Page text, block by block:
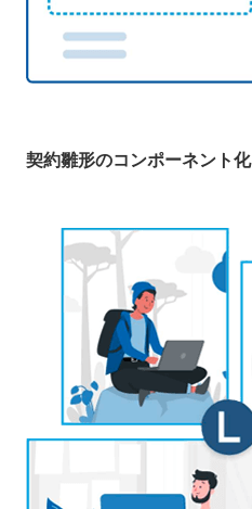
契約雛形のコンポーネント化